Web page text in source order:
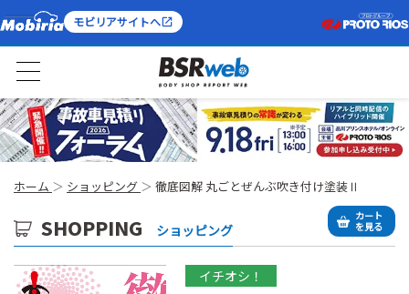
モビリアサイトへ
ホーム ショッピング 徹底図解 丸ごとぜんぶ吹き付け塗装Ⅱ
SHOPPING ショッピング
カート
を見る
イチオシ！